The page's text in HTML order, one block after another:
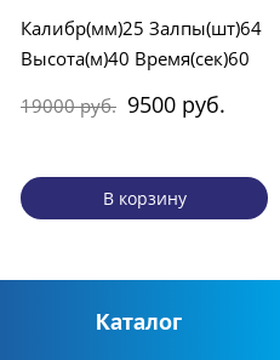
Калибр(мм)25 Залпы(шт)64
Высота(м)40 Время(сек)60
19000 руб. 9500 руб.
В корзину
Каталог